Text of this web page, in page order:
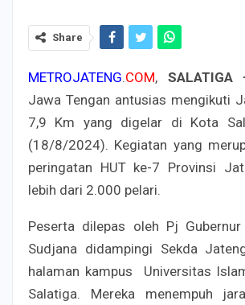
Share
METROJATENG.COM, SALATIGA
Jawa Tengan antusias mengikuti
7,9 Km yang digelar di Kota
(18/8/2024). Kegiatan yang
peringatan HUT ke-7 Provinsi
lebih dari 2.000 pelari.
Peserta dilepas oleh Pj
Sudjana didampingi Sekda
halaman kampus Universitas
Salatiga. Mereka menempuh